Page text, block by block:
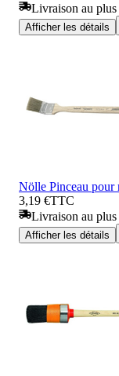
Livraison au
Afficher les détails
Nölle Pinceau pour
3,19 €TTC
Livraison au
Afficher les détails